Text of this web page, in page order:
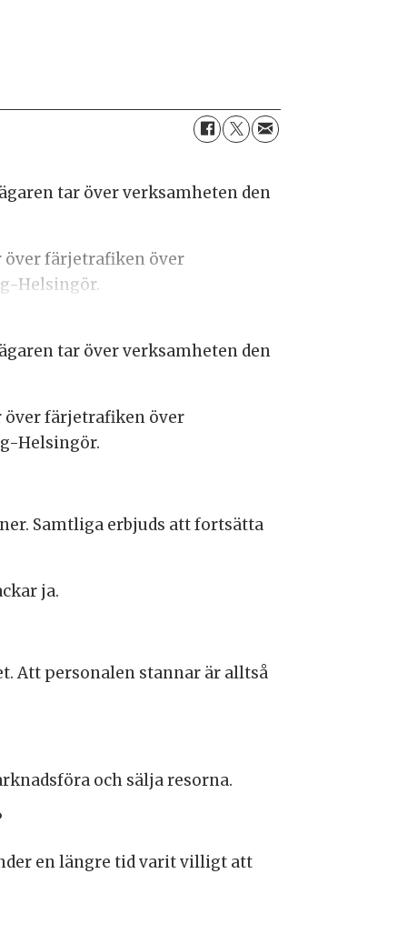
tar över verksamheten den
över färjetrafiken över
Helsingör.
tar över verksamheten den
över färjetrafiken över
Helsingör.
Samtliga erbjuds att fortsätta
ja.
Att personalen stannar är alltså
och sälja resorna.
en längre tid varit villigt att